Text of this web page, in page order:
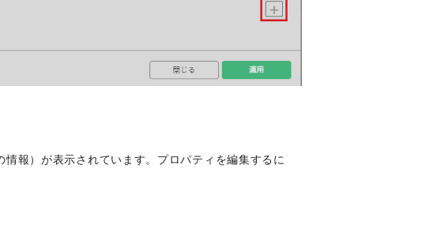
報）が表示されています。プロパティを編集するに